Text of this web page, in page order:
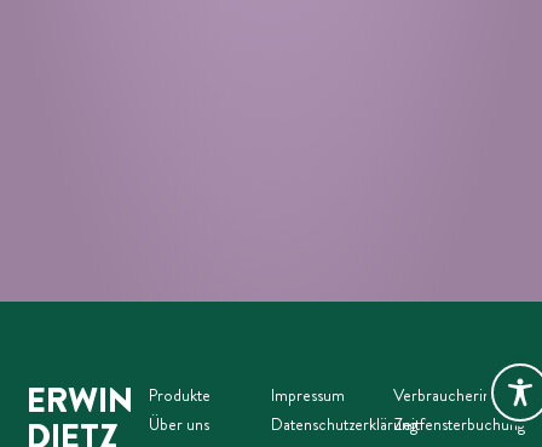
ERWIN
Produkte
Über uns
Impressum
DatenschutzerklärungZeitfensterbuchung